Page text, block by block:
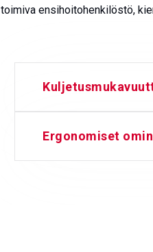
toimiva ensihoitohenkilöstö,
Ergonomiset